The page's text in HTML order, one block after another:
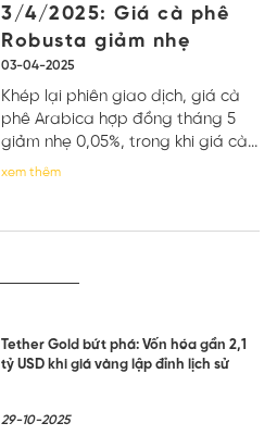
3/4/2025: Giá cà phê
Robusta giảm nhẹ
03-04-2025
Khép lại phiên giao dịch, giá cà
phê Arabica hợp đồng tháng 5
giảm nhẹ 0,05%, trong khi giá cà...
xem thêm
Tether Gold bứt phá: Vốn hóa gần 2,1
tỷ USD khi giá vàng lập đỉnh lịch sử
29-10-2025